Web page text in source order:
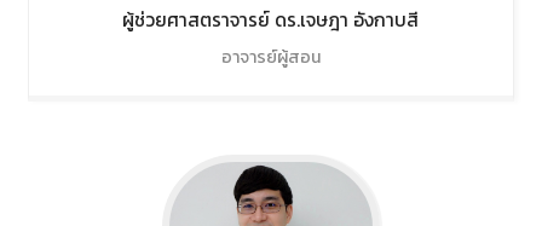
ผู้ช่วยศาสตราจารย์ ดร.เจษฎา อังกาบสี
อาจารย์ผู้สอน